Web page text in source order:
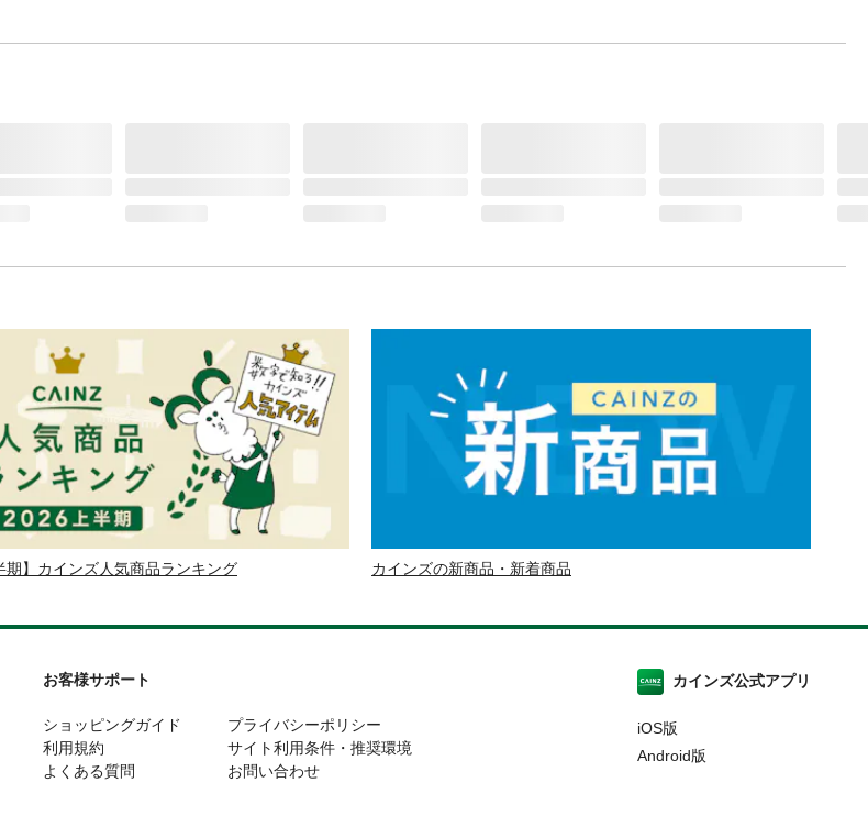
期】カインズ人気商品ランキング カインズの新商品・新着商品
お客様サポート
ショッピングガイド
利用規約
よくある質問
プライバシーポリシー
サイト利用条件・推奨環境
お問い合わせ
カインズ公式アプリ
iOS版
Android版